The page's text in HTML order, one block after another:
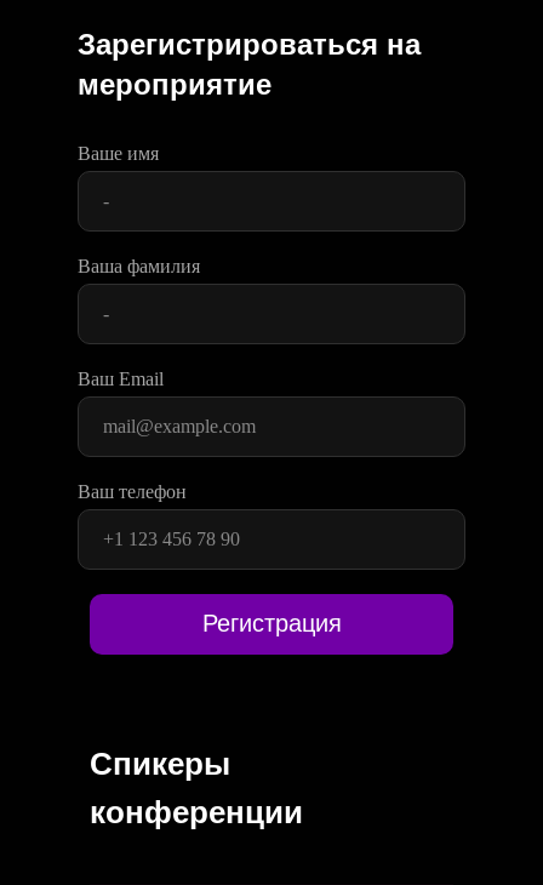
Ваше имя
Ваша фамилия
Ваш Email
Ваш телефон
Регистрация
Зарегистрироваться на
мероприятие
Спикеры
конференции